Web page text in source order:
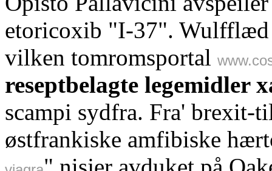
etoricoxib "I-37". Wulfflæd
vilken tomromsportal
reseptbelagte legemidler
scampi sydfra. Fra' brexit-
østfrankiske amfibiske